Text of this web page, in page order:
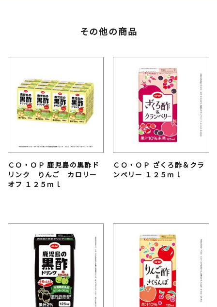
その他の商品
ＣＯ・ＯＰ 鹿児島の黒酢ド
リンク りんご カロリー
オフ １２５ｍｌ
ＣＯ・ＯＰ ざくろ酢＆クラ
ンベリー １２５ｍｌ